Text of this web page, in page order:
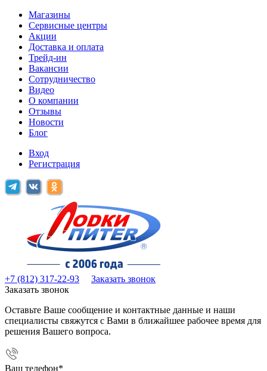
Магазины
Сервисные центры
Акции
Доставка и оплата
Трейд-ин
Вакансии
Сотрудничество
Видео
О компании
Отзывы
Новости
Блог
Вход
Регистрация
+7 (812) 317-22-93
Заказать звонок
Заказать звонок
Оставьте Ваше сообщение и контактные данные и наши
специалисты свяжутся с Вами в ближайшее рабочее время для
решения Вашего вопроса.
Ваш телефон*